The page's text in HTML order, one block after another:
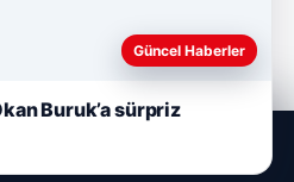
Güncel Haberler
Buruk’a sürpriz